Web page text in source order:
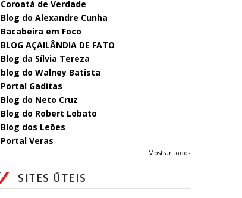
Coroatá de Verdade
Blog do Alexandre Cunha
Bacabeira em Foco
BLOG AÇAILÂNDIA DE FATO
Blog da Sílvia Tereza
blog do Walney Batista
Portal Gaditas
Blog do Neto Cruz
Blog do Robert Lobato
Blog dos Leões
Portal Veras
Mostrar todos
SITES ÚTEIS